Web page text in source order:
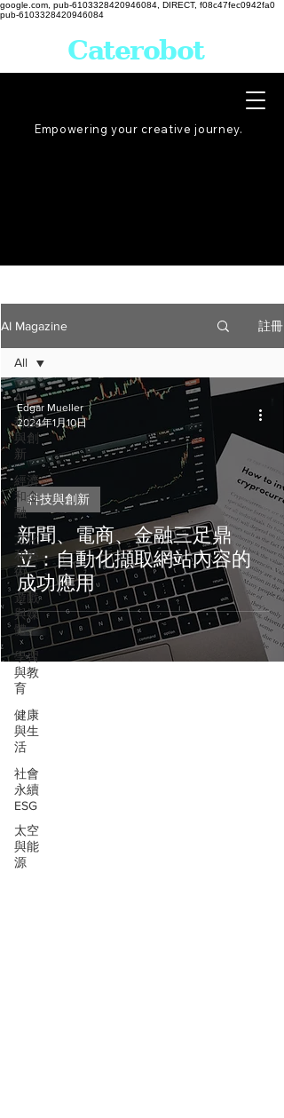
google.com, pub-6103328420946084, DIRECT, f08c47fec0942fa0
pub-6103328420946084
Empowering your creative journey.
Caterobot
AI Magazine 註冊
All
科技
與創
新
經濟
和金
融
文化
和藝
術
遊戲
與媒
體
學習
與教
育
健康
與生
活
社會
永續
ESG
太空
與能
源
All
新聞、電商、金融三足鼎
立：自動化擷取網站內容的
成功應用
科技與創新
Edgar Mueller
2024年1月10日